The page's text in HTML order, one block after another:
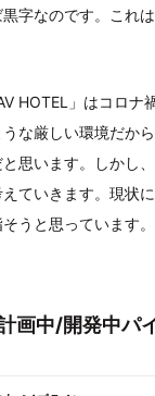
字なのです。これ
HOTEL」はコロナ
な厳しい環境だか
思います。しかし
ていきます。現状に
うと思っています。
画中/開発中パ